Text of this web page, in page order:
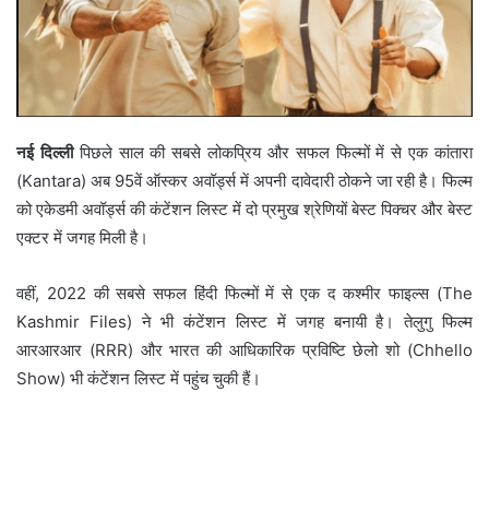
नई दिल्लीपिछले साल की सबसे लोकप्रिय और सफल फिल्मों में से एक कांतारा
(Kantara) अब 95वें ऑस्कर अवॉर्ड्स में अपनी दावेदारी ठोकने जा रही है। फिल्म
को एकेडमी अवॉर्ड्स की कंटेंशन लिस्ट में दो प्रमुख श्रेणियों बेस्ट पिक्चर और बेस्ट
एक्टर में जगह मिली है।
वहीं, 2022 की सबसे सफल हिंदी फिल्मों में से एक द कश्मीर फाइल्स (The
Kashmir Files) ने भी कंटेंशन लिस्ट में जगह बनायी है। तेलुगु फिल्म
आरआरआर (RRR) और भारत की आधिकारिक प्रविष्टि छेलो शो (Chhello
Show) भी कंटेंशन लिस्ट में पहुंच चुकी हैं।